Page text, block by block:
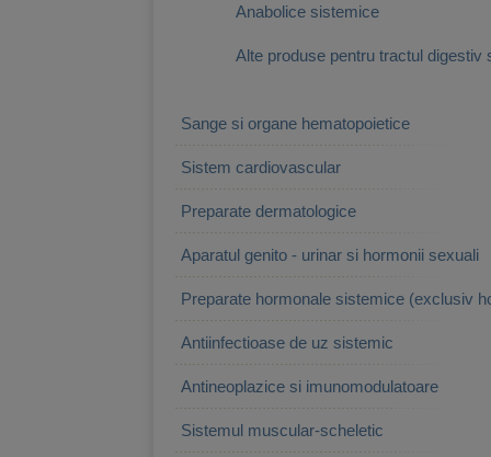
Anabolice sistemice
Alte produse pentru tractul digestiv
Sange si organe hematopoietice
Sistem cardiovascular
Preparate dermatologice
Aparatul genito - urinar si hormonii sexuali
Preparate hormonale sistemice (exclusiv
Antiinfectioase de uz sistemic
Antineoplazice si imunomodulatoare
Sistemul muscular-scheletic